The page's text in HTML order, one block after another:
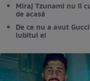
Miraj Tzunami nu îl
de acasă
De ce nu a avut
iubitul ei